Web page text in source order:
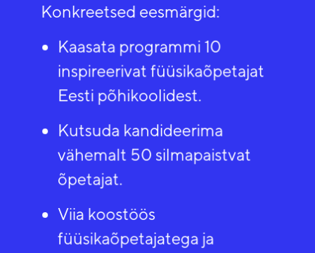
Konkreetsed eesmärgid:​
Kaasata programmi 10
inspireerivat füüsikaõpetajat
Eesti põhikoolidest.
Kutsuda kandideerima
vähemalt 50 silmapaistvat
õpetajat.​
Viia koostöös
füüsikaõpetajatega ja